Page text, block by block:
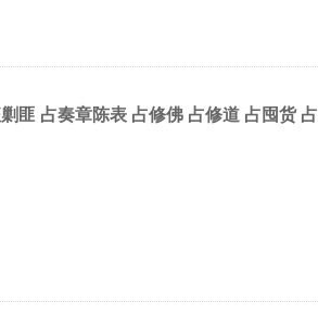
匪 占奏章陈表 占修佛 占修道 占囤货